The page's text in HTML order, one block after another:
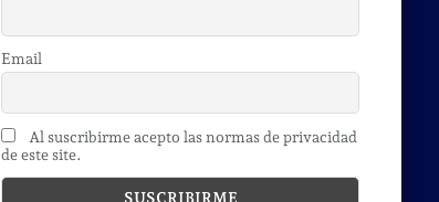
Email
Al suscribirme acepto las normas de privacidad
de este site.